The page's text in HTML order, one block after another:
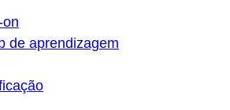
de aprendizagem